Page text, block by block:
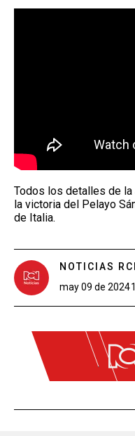
Todos los detalles de
la victoria del Pelayo
de Italia.
NOTICIAS
may 09 de 2024